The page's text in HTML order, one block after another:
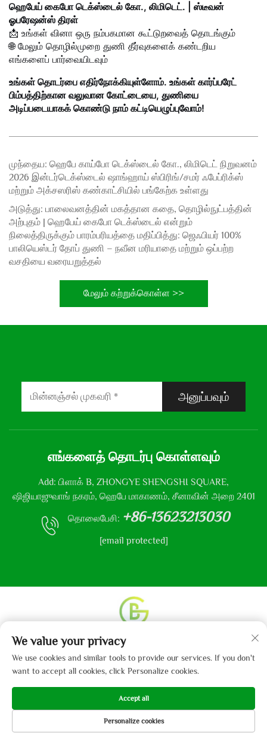
ஹெபேய் கைபோ டெக்ஸ்டைல் கோ., லிமிடெட். | ஸ்டீவன்
ஓபரேஷன்ஸ் திரள்
📩 உங்கள் வினா ஒரு நம்பகமான கூட்டுறவைத் தொடங்கும்
🌐 மேலும் தொழில்முறை துணி தீர்வுகளைக் கண்டறிய
எங்களைப் பார்வையிடவும்
உங்கள் தொடர்பை எதிர்நோக்கியுள்ளோம். உங்கள் கார்ப்பரேட்
பிம்பத்திற்கான வலுவான கோட்டையை, துணியை
அடிப்படையாகக் கொண்டு நாம் கட்டியெழுப்புவோம்!
முந்தைய: ஹெபே காய்போ டெக்ஸ்டைல் கோ., லிமிடெட் நிறுவனம்
2026 இன்டர்டெக்ஸ்டைல் ஷாங்ஹாய் ஸ்பிரிங்/சமர் ஃபேப்ரிக்ஸ்
மற்றும் அக்சஸரிஸ் கண்காட்சியில் பங்கேற்க உள்ளது
அடுத்து: பாலைவனத்தின் மகத்தான கதை, தொழில்நுட்பத்தின்
அற்புதம் | ஹெபேய் கைபோ டெக்ஸ்டைல் என்றும்
நிலைத்திருக்கும் பாரம்பரியத்தை மதிப்பித்து: ஜெஃபியர் 100%
பாலியெஸ்டர் தோப் துணி – நவீன மரியாதை மற்றும் ஒப்பற்ற
வசதியை வரையறுத்தல்
மேலும் கற்றுக்கொள்ள >>
அனுப்பவும்
எங்களைத் தொடர்பு கொள்ளவும்
Add: பிளாக் B, ZHONGYE SHENGSHI SQUARE,
ஷிஜியாஜுவாங் நகரம், ஹெபே மாகாணம், சீனாவின் அறை 2401
தொலைபேசி: +86-13623213030
[email protected]
உரிமை தொடர்பான அனைத்து உரிமைகளும் © 2013-2024
ஹெபே கைபோ துணி நிறுவனம், லிமிடெட் என்னும்
நிறுவனத்திற்கு உடையது.தனியுரிமைக் கொள்கை
We value your privacy
We use cookies and similar tools to provide our services. If you don't
want to accept all cookies, click Personalize cookies.
Personalize cookies
Accept all